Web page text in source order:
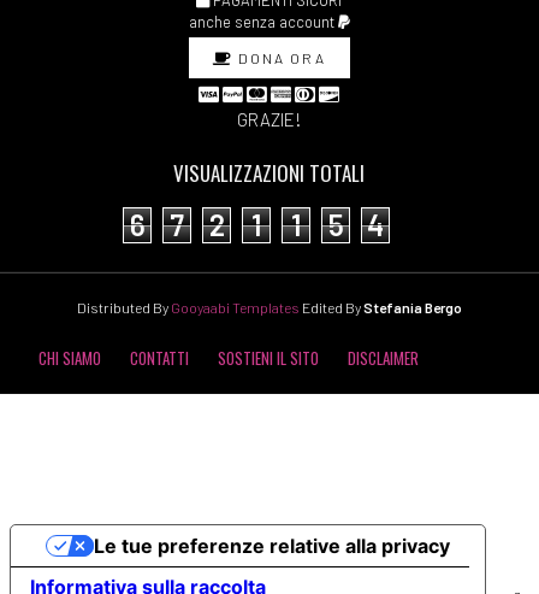
anche senza account
DONA ORA
GRAZIE!
VISUALIZZAZIONI TOTALI
6 7 2 1 1 5 4
Distributed By Gooyaabi Templates Edited ByStefania Bergo
CHI SIAMO CONTATTI SOSTIENI IL SITO DISCLAIMER
Informativa sulla raccolta
Le tue preferenze relative alla privacy